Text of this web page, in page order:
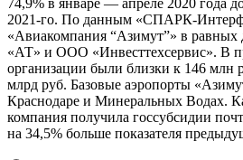
74,9% в январе — апреле 2020 года
2021-го. По данным «СПАРК-
«Авиакомпания “Азимут”» в
«АТ» и ООО «Инвесттехсервис». В
организации были близки к 146 млн
млрд руб. Базовые аэропорты
Краснодаре и Минеральных Водах.
компания получила госсубсидии
на 34,5% больше показателя